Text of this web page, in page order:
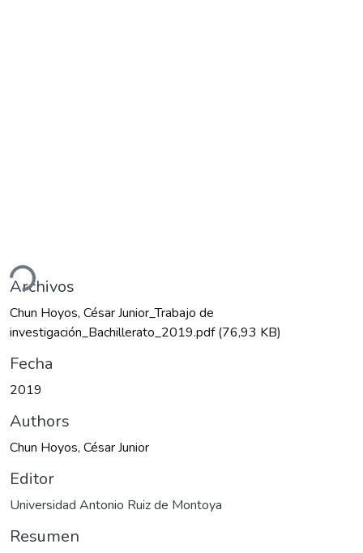
Archivos
Chun Hoyos, César Junior_Trabajo de
investigación_Bachillerato_2019.pdf(76,93 KB)
Fecha
2019
Authors
Chun Hoyos, César Junior
Editor
Universidad Antonio Ruiz de Montoya
Resumen